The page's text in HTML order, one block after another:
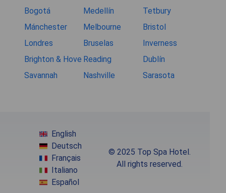
Bogotá Medellín
Tetbury
Mánchester
Melbourne
Bristol
Londres
Bruselas
Inverness
Brighton & Hove Reading
Dublín
Savannah
Nashville Sarasota
English
Deutsch
Français
Italiano
Español
© 2025 Top Spa Hotel.
All rights reserved.